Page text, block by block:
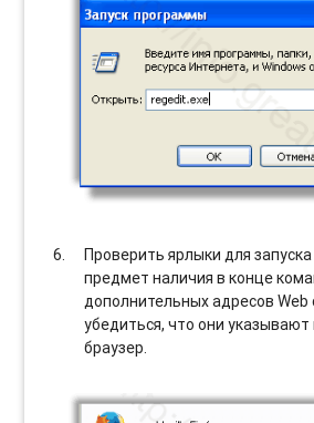
Проверить ярлыки для
предмет наличия в конце
дополнительных адресов Web
убедиться, что они
браузер.